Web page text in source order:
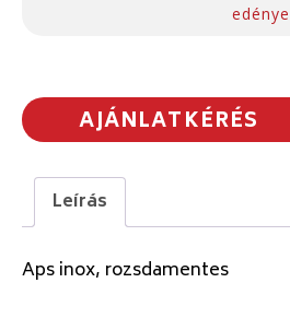
AJÁNLATKÉRÉS
Leírás
Aps inox, rozsdamentes